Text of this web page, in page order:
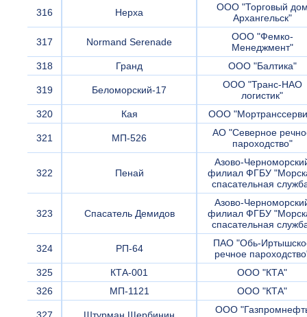
316 Нерха
ООО "Торговый
Архангельск"
317 Normand Serenade
ООО "Фемко-
Менеджмент"
318
Гранд ООО "Балтика"
319 Беломорский-17
ООО "Транс-НАО
логистик"
320
Кая ООО
321 МП-526
АО "Северное
пароходство"
322 Пенай
Азово-
филиал ФГБУ
спасательная
323 Спасатель Демидов
Азово-
филиал ФГБУ
спасательная
324 РП-64
ПАО "Обь-
речное
325
КТА-001
ООО "КТА"
326
МП-1121 ООО "КТА"
ООО